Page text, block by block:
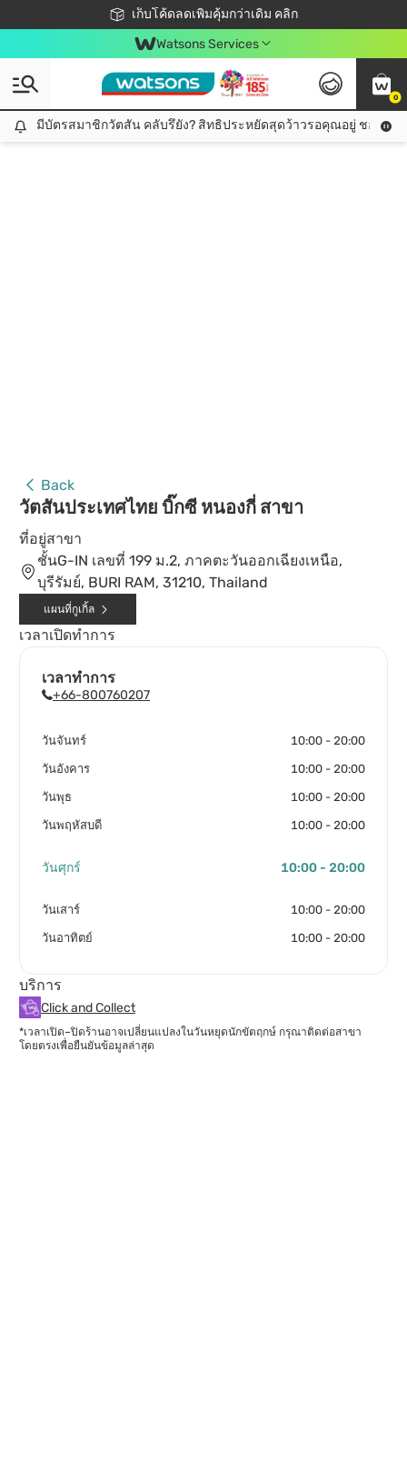
เก็บโค้ดลดเพิ่มคุ้มกว่าเดิม คลิก
ชอปออนไลน์ครั้งแรก ลดเพิ่มจุก ๆ 10%! 🎉
📦ส่งฟรี! เมื่อชอป 499฿
สมาชิกวัตสัน คลับดียังไง?
Watsons Services
0
มีบัตรสมาชิกวัตสัน คลับรึยัง? สิทธิประหยัดสุดว้าวรอคุณอยู่ ชอปคุ้มกว่าเดิม คลิก!
มีบัตรสมาชิกวัตสัน คลับรึยัง? สิทธิประหยัดสุดว้าวรอคุณอยู่ ชอปคุ้มก
Back
วัตสันประเทศไทย บิ๊กซี หนองกี่ สาขา
ที่อยู่สาขา
ชั้นG-IN เลขที่ 199 ม.2, ภาคตะวันออกเฉียงเหนือ,
บุรีรัมย์, BURI RAM, 31210, Thailand
แผนที่กูเกิ้ล
เวลาเปิดทำการ
เวลาทำการ
+66-800760207
วันจันทร์ 10:00 - 20:00
วันอังคาร 10:00 - 20:00
วันพุธ 10:00 - 20:00
วันพฤหัสบดี 10:00 - 20:00
วันศุกร์ 10:00 - 20:00
วันเสาร์ 10:00 - 20:00
วันอาทิตย์ 10:00 - 20:00
บริการ
Click and Collect
*เวลาเปิด–ปิดร้านอาจเปลี่ยนแปลงในวันหยุดนักขัตฤกษ์ กรุณาติดต่อสาขา
โดยตรงเพื่อยืนยันข้อมูลล่าสุด